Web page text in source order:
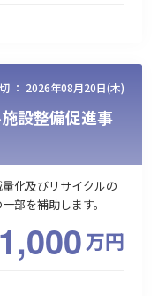
： 2026年08月20日(木)
設整備促進事
化及びリサイクルの
部を補助します。
1,000万円